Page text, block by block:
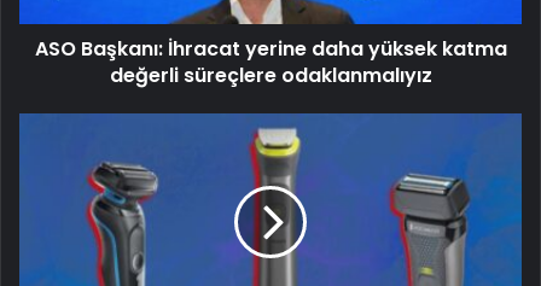
ASO Başkanı: İhracat yerine daha yüksek katma
değerli süreçlere odaklanmalıyız